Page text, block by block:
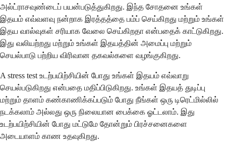
அல்ட்ராசவுண்டைப் பயன்படுத்துகிறது. இந்த சோதனை உங்கள்
இதயம் எவ்வளவு நன்றாக இரத்தத்தை பம்ப் செய்கிறது மற்றும் உங்கள்
இதய வால்வுகள் சரியாக வேலை செய்கிறதா என்பதைக் காட்டுகிறது.
இது வலியற்றது மற்றும் உங்கள் இதயத்தின் அமைப்பு மற்றும்
செயல்பாடு பற்றிய விரிவான தகவல்களை வழங்குகிறது.
A stress test உடற்பயிற்சியின் போது உங்கள் இதயம் எவ்வாறு
செயல்படுகிறது என்பதை மதிப்பிடுகிறது. உங்கள் இதயத் துடிப்பு
மற்றும் தாளம் கண்காணிக்கப்படும் போது நீங்கள் ஒரு டிரெட்மில்லில்
நடக்கலாம் அல்லது ஒரு நிலையான பைக்கை ஓட்டலாம். இது
உடற்பயிற்சியின் போது மட்டுமே தோன்றும் பிரச்சனைகளை
அடையாளம் காண உதவுகிறது.